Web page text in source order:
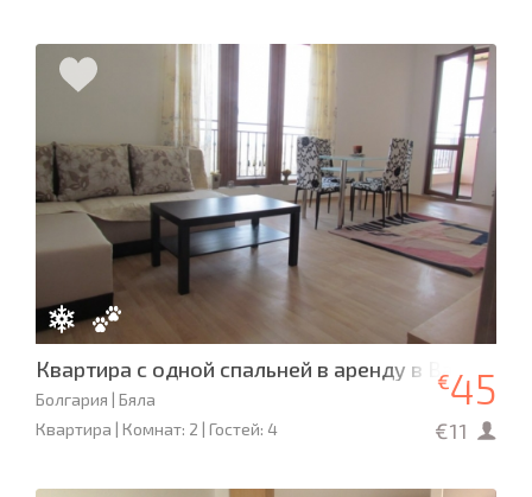
Квартира с одной спальней в аренду в Варне,
Болгария | Бяла
Квартира | Комнат: 2 | Гостей: 4
€45
€11